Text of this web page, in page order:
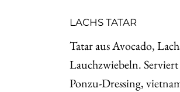
​LACHS TATAR
Tatar aus Avocado,
Lauchzwiebeln.
Ponzu-Dressing,